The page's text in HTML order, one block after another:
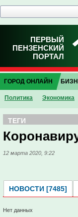
ПЕРВЫЙ
ПЕНЗЕНСКИЙ
ПОРТАЛ
ГОРОД ОНЛАЙН
Политика Экономика
ТЕГИ
12 марта 2020, 9:22
НОВОСТИ [7485]
Нет данных